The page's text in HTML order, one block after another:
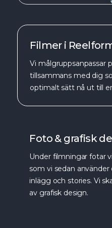
Filmer i
Vi målgruppsanpassar
tillsammans med dig
optimalt sätt nå ut till
Foto & grafisk
Under filmningar fotar
som vi sedan använder
inlägg och stories. Vi
av grafisk design.